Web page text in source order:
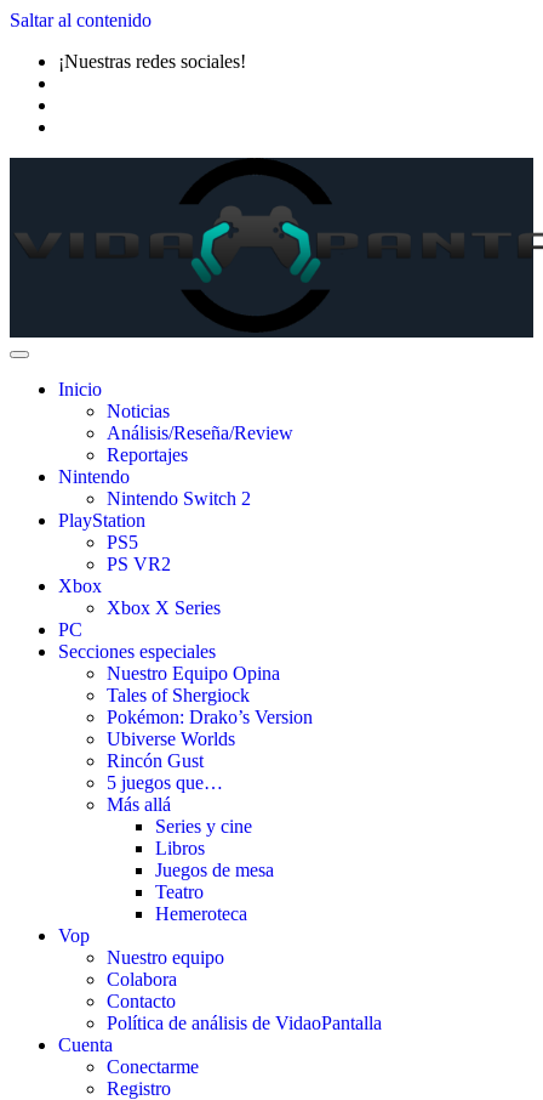
Saltar al contenido
¡Nuestras redes sociales!
Inicio
Noticias
Análisis/Reseña/Review
Reportajes
Nintendo
Nintendo Switch 2
PlayStation
PS5
PS VR2
Xbox
Xbox X Series
PC
Secciones especiales
Nuestro Equipo Opina
Tales of Shergiock
Pokémon: Drako’s Version
Ubiverse Worlds
Rincón Gust
5 juegos que…
Más allá
Series y cine
Libros
Juegos de mesa
Teatro
Hemeroteca
Vop
Nuestro equipo
Colabora
Contacto
Política de análisis de VidaoPantalla
Cuenta
Conectarme
Registro